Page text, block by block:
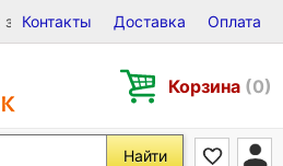
на Виниле, CD и DVD
Контакты Доставка Оплата
Корзина (0)
Найти